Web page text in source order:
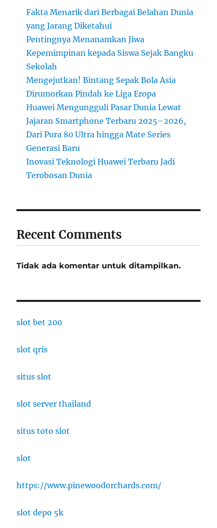
hingga
Mate
Generasi
Baru
Fakta Menarik dari Berbagai Belahan Dunia
yang Jarang Diketahui
Pentingnya Menanamkan Jiwa
Kepemimpinan kepada Siswa Sejak Bangku
Sekolah
Mengejutkan! Bintang Sepak Bola Asia
Dirumorkan Pindah ke Liga Eropa
Huawei Mengungguli Pasar Dunia Lewat
Jajaran Smartphone Terbaru 2025–2026,
Dari Pura 80 Ultra hingga Mate Series
Generasi Baru
Inovasi Teknologi Huawei Terbaru Jadi
Terobosan Dunia
Recent Comments
Tidak ada komentar untuk ditampilkan.
slot bet 200
slot qris
situs slot
slot server thailand
situs toto slot
slot
https://www.pinewoodorchards.com/
slot depo 5k